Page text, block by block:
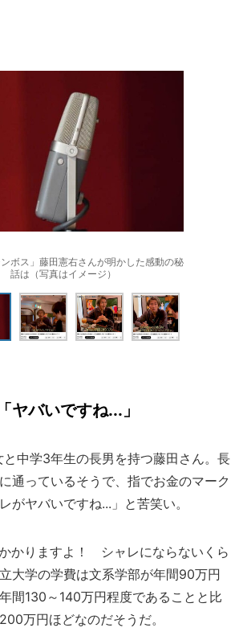
ンボス」藤田憲右さんが明かした感動の秘
話は（写真はイメージ）
ヤバいですね...」
中学3年生の長男を持つ藤田さん。長
通っているそうで、指でお金のマーク
がヤバいですね...」と苦笑い。
かりますよ！ シャレにならないくら
大学の学費は文系学部が年間90万円
間130～140万円程度であることと比
万円ほどなのだそうだ。